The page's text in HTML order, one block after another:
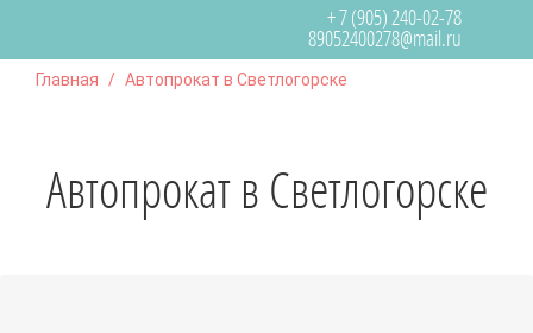
+ 7 (905) 240-02-78
89052400278@mail.ru
Главная Автопрокат в Светлогорске
Автопрокат в Светлогорске